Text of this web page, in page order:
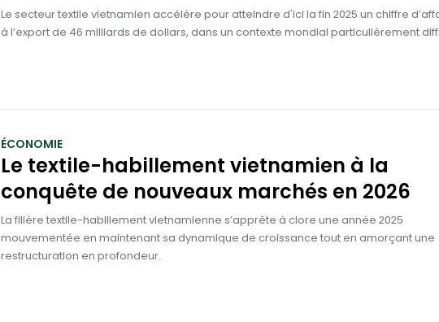
Le secteur textile vietnamien accélère pour atteindre d'ici la fin 2025 un chiffre
à l’export de 46 milliards de dollars, dans un contexte mondial particulièrement
ÉCONOMIE
Le textile-habillement vietnamien à la
conquête de nouveaux marchés en 2026
La filière textile-habillement vietnamienne s’apprête à clore une année 2025
mouvementée en maintenant sa dynamique de croissance tout en amorçant une
restructuration en profondeur.